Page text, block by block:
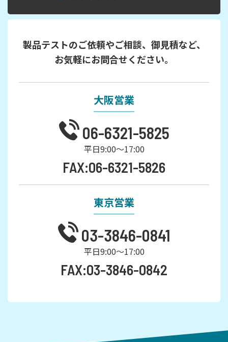
製品テストのご依頼やご相談、御見積など、
お気軽にお問合せください。
大阪営業
06-6321-5825
平日9:00～17:00
FAX:06-6321-5826
東京営業
03-3846-0841
平日9:00～17:00
FAX:03-3846-0842